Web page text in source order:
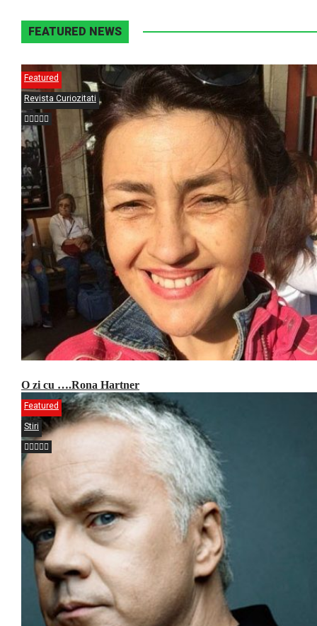
FEATURED NEWS
Featured
Revista Curiozitati
O zi cu ….Rona Hartner
Featured
Stiri